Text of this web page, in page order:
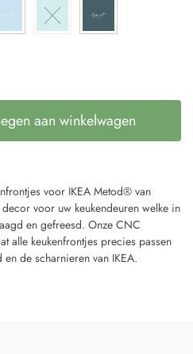
aan winkelwagen
voor IKEA Metod® van
voor uw keukendeuren welke in
en gefreesd. Onze CNC
alle keukenfrontjes precies passen
de scharnieren van IKEA.